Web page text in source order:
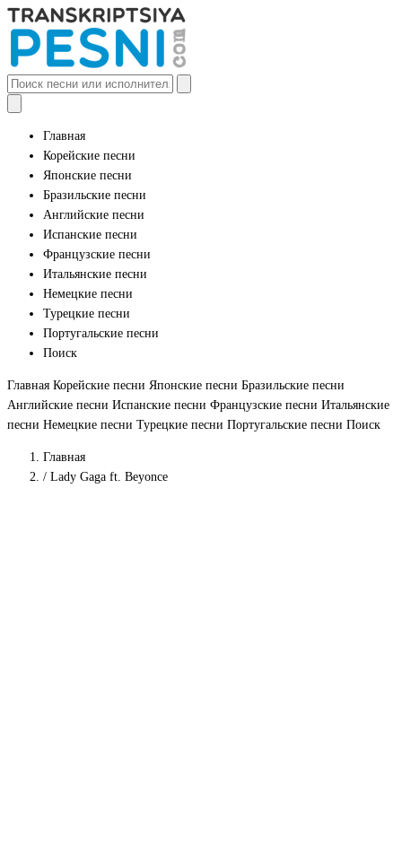
Главная
Корейские песни
Японские песни
Бразильские песни
Английские песни
Испанские песни
Французские песни
Итальянские песни
Немецкие песни
Турецкие песни
Португальские песни
Поиск
Главная Корейские песни Японские песни Бразильские песни
Английские песни Испанские песни Французские песни Итальянские
песни Немецкие песни Турецкие песни Португальские песни Поиск
Главная
/ Lady Gaga ft. Beyonce